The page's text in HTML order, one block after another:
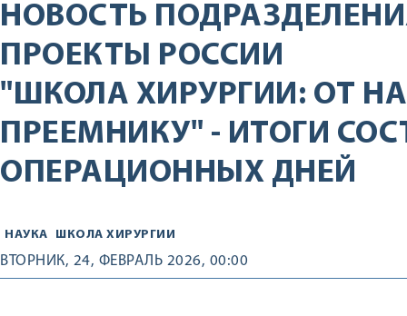
НОВОСТЬ
ПРОЕКТЫ РОССИИ
"ШКОЛА ХИРУРГИИ: ОТ
ПРЕЕМНИКУ" - ИТОГИ
ОПЕРАЦИОННЫХ ДНЕЙ
НАУКА ШКОЛА ХИРУРГИИ
ВТОРНИК, 24, ФЕВРАЛЬ 2026, 00:00